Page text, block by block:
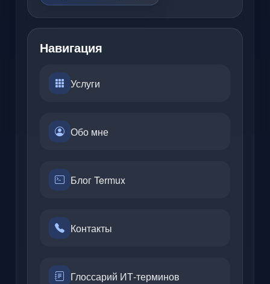
Навигация
Услуги
Обо мне
Блог Termux
Контакты
Глоссарий ИТ-терминов